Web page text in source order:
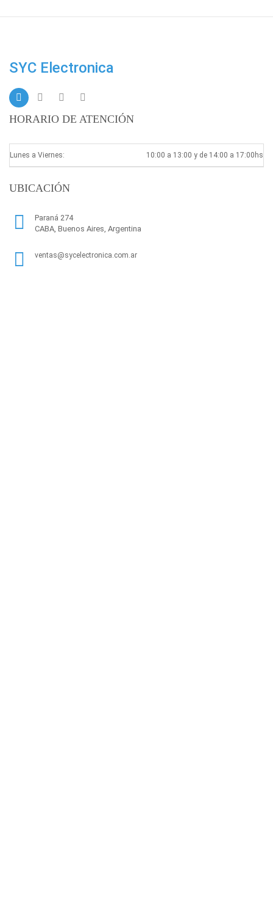
SYC Electronica
HORARIO DE ATENCIÓN
Lunes a Viernes: 10:00 a 13:00 y de 14:00 a 17:00hs
UBICACIÓN
Paraná 274
CABA, Buenos Aires, Argentina
ventas@sycelectronica.com.ar